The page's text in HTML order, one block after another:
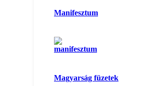
Manifesztum
Magyarság füzetek